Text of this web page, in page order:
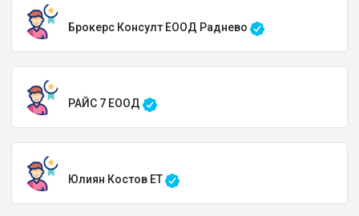
Брокерс Консулт ЕООД Раднево
РАЙС 7 ЕООД
Юлиян Костов ЕТ